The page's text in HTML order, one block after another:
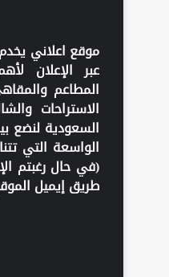
موقع اعلاني
عبر الإعلان
المطاعم
الاستراحات
السعودية لنضع
الواسعة التي
(في حال رغبتم
طريق إيميل